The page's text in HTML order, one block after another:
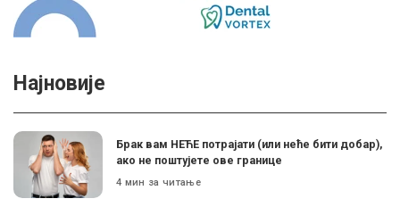
Најновије
Брак вам НЕЋЕ потрајати (или неће бити добар),
ако не поштујете ове границе
4 мин за читање